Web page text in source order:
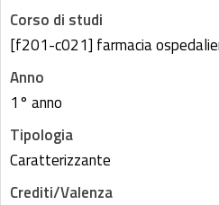
Corso di studi
[f201-c021] farmacia
Anno
1° anno
Tipologia
Caratterizzante
Crediti/Valenza